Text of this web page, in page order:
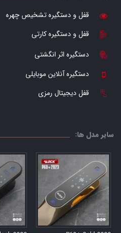
قفل و دستگیره تشخیص چهره
قفل و دستگیره کارتی
دستگیره اثر انگشتی
دستگیره آنلاین موبایلی
قفل دیجیتال رمزی
سایر مدل ها: